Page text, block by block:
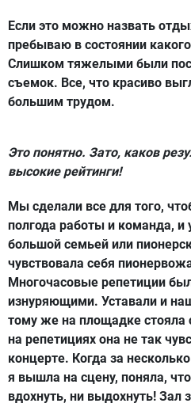
Если это можно назвать
пребываю в состоянии
Слишком тяжелыми были
съемок. Все, что красиво
большим трудом.
Это понятно. Зато, каков
высокие рейтинги!
Мы сделали все для того,
полгода работы и команда, и
большой семьей или
чувствовала себя
Многочасовые репетиции
изнуряющими. Уставали и
тому же на площадке
на репетициях она не так
концерте. Когда за
я вышла на сцену, поняла,
вдохнуть, ни выдохнуть! Зал